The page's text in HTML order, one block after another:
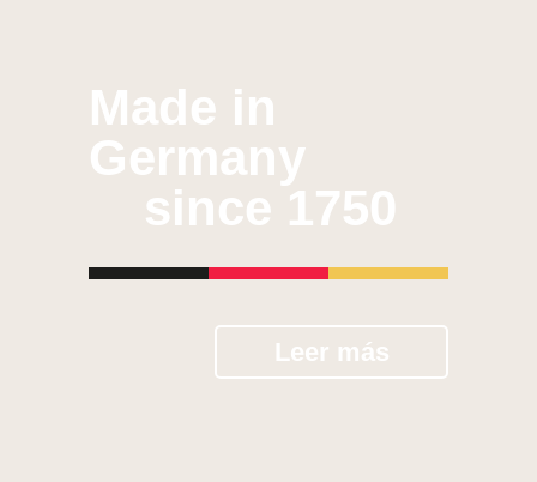
Made in
Germany
since 1750
Leer más